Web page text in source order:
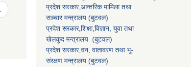
प्रदेश सरकार,आन्तरिक मामिला तथा
सञ्चार मन्त्रालय (बुटवल)
प्रदेश सरकार,शिक्षा,विज्ञान, युवा तथा
खेलकुद मन्त्रालय (बुटवल)
प्रदेश सरकार,वन, वातावरण तथा भू-
संरक्षण मन्त्रालय (बुटवल)